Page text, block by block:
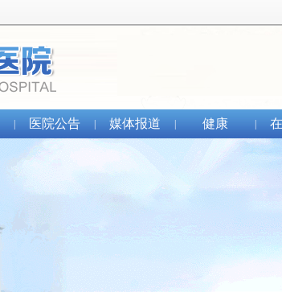
医院公告 媒体报道 健康